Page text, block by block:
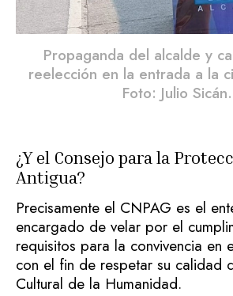
Propaganda del alcalde y
reelección en la entrada a la
Foto: Julio Sicán.
¿Y el Consejo para la
Antigua?
Precisamente el CNPAG es el
encargado de velar por el
requisitos para la convivencia en
con el fin de respetar su calidad
Cultural de la Humanidad.